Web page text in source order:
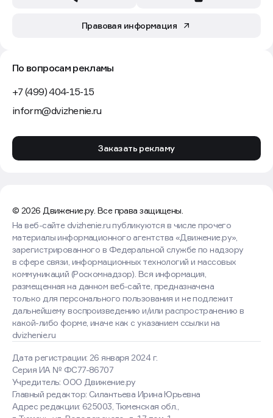
Правовая информация
По вопросам рекламы
+7 (499) 404-15-15
inform@dvizhenie.ru
Заказать рекламу
© 2026 Движение.ру. Все права защищены.
Дата регистрации: 26 января 2024 г.
Серия ИА № ФС77-86707
Учредитель: ООО Движение.ру
Главный редактор: Силантьева Ирина Юрьевна
Адрес редакции: 625003, Тюменская обл.,
На веб-сайте dvizhenie.ru публикуются в числе прочего
материалы информационного агентства «Движение.ру»,
зарегистрированного в Федеральной службе по надзору
в сфере связи, информационных технологий и массовых
коммуникаций (Роскомнадзор). Вся информация,
размещенная на данном веб-сайте, предназначена
только для персонального пользования и не подлежит
дальнейшему воспроизведению и/или распространению в
какой-либо форме, иначе как с указанием ссылки на
dvizhenie.ru